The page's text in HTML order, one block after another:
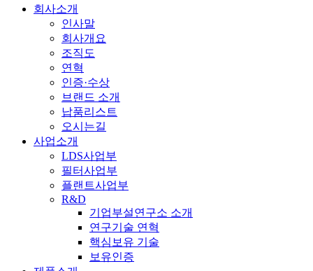
회사소개
인사말
회사개요
조직도
연혁
인증·수상
브랜드 소개
납품리스트
오시는길
사업소개
LDS사업부
필터사업부
플랜트사업부
R&D
기업부설연구소 소개
연구기술 연혁
핵심보유 기술
보유인증